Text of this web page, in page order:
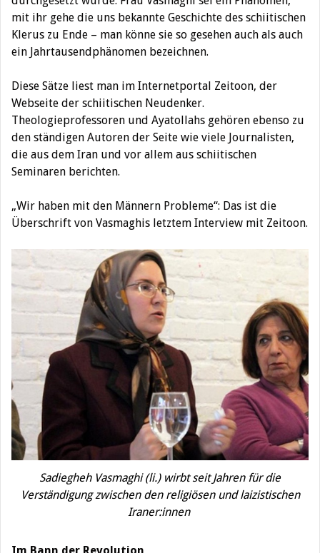
mit ihr gehe die uns bekannte Geschichte des schiitischen
Klerus zu Ende – man könne sie so gesehen auch als auch
ein Jahrtausendphänomen bezeichnen.
Diese Sätze liest man im Internetportal Zeitoon, der
Webseite der schiitischen Neudenker.
Theologieprofessoren und Ayatollahs gehören ebenso zu
den ständigen Autoren der Seite wie viele Journalisten,
die aus dem Iran und vor allem aus schiitischen
Seminaren berichten.
„Wir haben mit den Männern Probleme“: Das ist die
Überschrift von Vasmaghis letztem Interview mit Zeitoon.
Sadiegheh Vasmaghi (li.) wirbt seit Jahren für die
Verständigung zwischen den religiösen und laizistischen
Iraner:innen